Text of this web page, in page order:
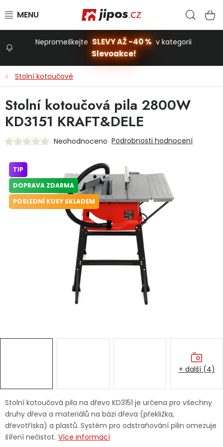
Stavba a dům
Domácnost
Značky
Nepromeškejte SLEVY AŽ -40 % v kategorii
Slevoakce!
Stolní kotoučové
Stolní kotoučová pila na dřevo KD3151 je určena pro všechny
druhy dřeva a materiálů na bázi dřeva (překližka,
dřevotříska) a plastů. Systém pro odstraňování pilin omezuje
šíření nečistot. Více informací
Stolní kotoučová pila 2800W
KD3151 KRAFT&DELE
Neohodnoceno Podrobnosti hodnocení
TIP
DOPRAVA ZDARMA
POSLEDNÍ KUSY SKLADEM
+ další (4)